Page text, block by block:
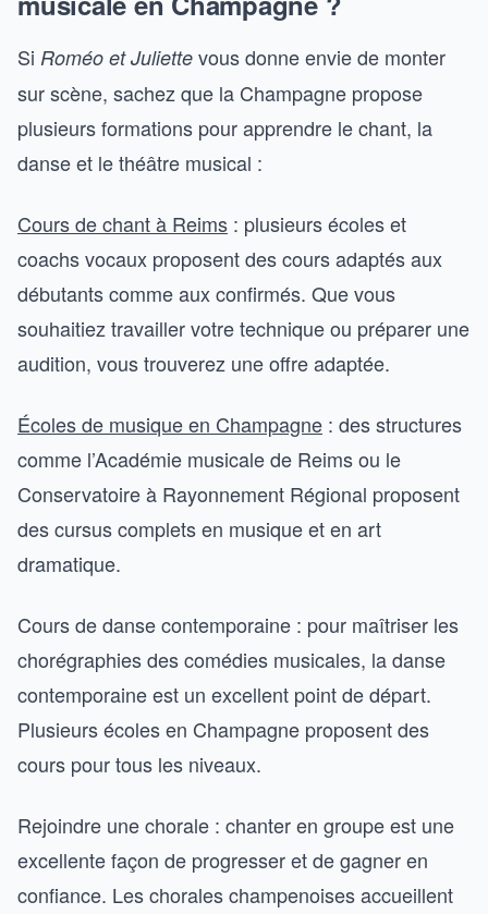
Si Roméo et Juliette vous donne envie de monter
sur scène, sachez que la Champagne propose
plusieurs formations pour apprendre le chant, la
danse et le théâtre musical :
Cours de chant à Reims : plusieurs écoles et
coachs vocaux proposent des cours adaptés aux
débutants comme aux confirmés. Que vous
souhaitiez travailler votre technique ou préparer une
audition, vous trouverez une offre adaptée.
Écoles de musique en Champagne : des structures
comme l’Académie musicale de Reims ou le
Conservatoire à Rayonnement Régional proposent
des cursus complets en musique et en art
dramatique.
Cours de danse contemporaine : pour maîtriser les
chorégraphies des comédies musicales, la danse
contemporaine est un excellent point de départ.
Plusieurs écoles en Champagne proposent des
cours pour tous les niveaux.
Rejoindre une chorale : chanter en groupe est une
excellente façon de progresser et de gagner en
confiance. Les chorales champenoises accueillent